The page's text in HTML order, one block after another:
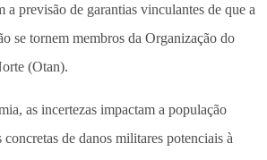
a previsão de garantias vinculantes de que a
se tornem membros da Organização do
(Otan).
as incertezas impactam a população
concretas de danos militares potenciais à